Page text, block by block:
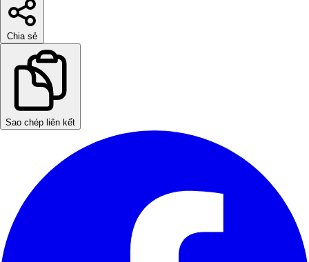
Chia sẻ
Sao chép liên kết